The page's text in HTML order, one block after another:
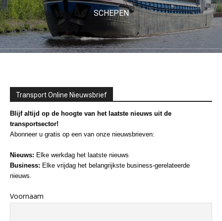
SCHEPEN
Transport Online Nieuwsbrief
Blijf altijd op de hoogte van het laatste nieuws uit de
transportsector!
Abonneer u gratis op een van onze nieuwsbrieven:
Nieuws: Elke werkdag het laatste nieuws
Business: Elke vrijdag het belangrijkste business-gerelateerde
nieuws.
Voornaam